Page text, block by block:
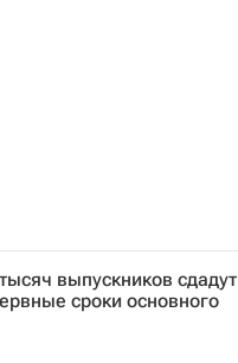
выпускников сдадут
сроки основного